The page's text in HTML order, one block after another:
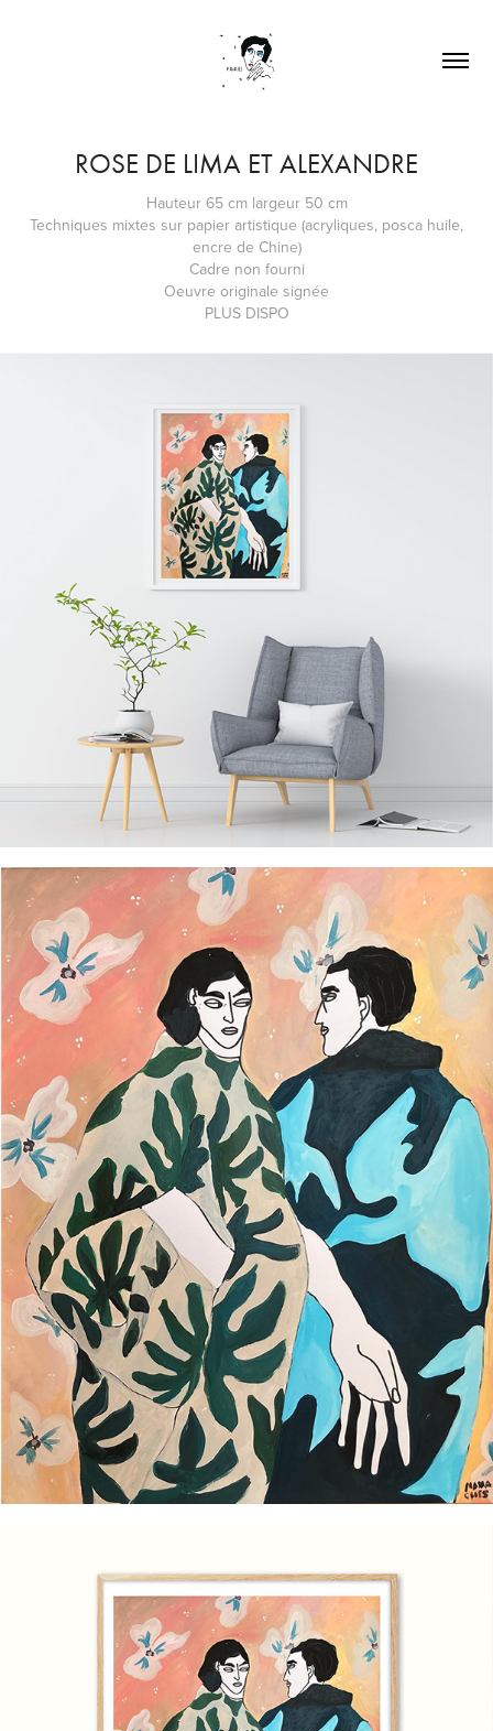
ROSE DE LIMA ET ALEXANDRE
Hauteur 65 cm largeur 50 cm
Techniques mixtes sur papier artistique (acryliques, posca huile,
encre de Chine)
Cadre non fourni
Oeuvre originale signée
PLUS DISPO